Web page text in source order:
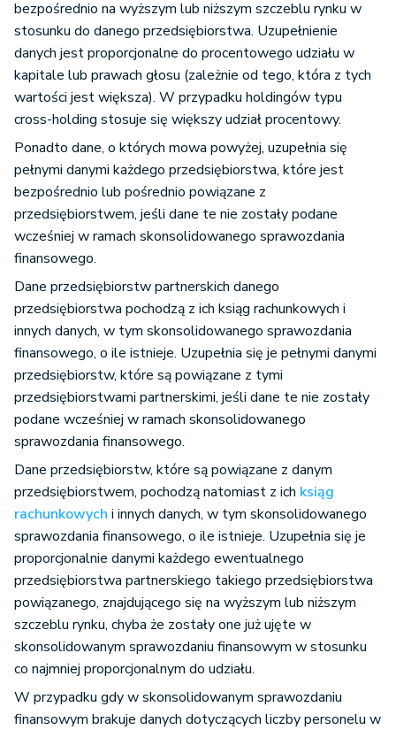
bezpośrednio na wyższym lub niższym szczeblu rynku w
stosunku do danego przedsiębiorstwa. Uzupełnienie
danych jest proporcjonalne do procentowego udziału w
kapitale lub prawach głosu (zależnie od tego, która z tych
wartości jest większa). W przypadku holdingów typu
cross-holding stosuje się większy udział procentowy.
Ponadto dane, o których mowa powyżej, uzupełnia się
pełnymi danymi każdego przedsiębiorstwa, które jest
bezpośrednio lub pośrednio powiązane z
przedsiębiorstwem, jeśli dane te nie zostały podane
wcześniej w ramach skonsolidowanego sprawozdania
finansowego.
Dane przedsiębiorstw partnerskich danego
przedsiębiorstwa pochodzą z ich ksiąg rachunkowych i
innych danych, w tym skonsolidowanego sprawozdania
finansowego, o ile istnieje. Uzupełnia się je pełnymi danymi
przedsiębiorstw, które są powiązane z tymi
przedsiębiorstwami partnerskimi, jeśli dane te nie zostały
podane wcześniej w ramach skonsolidowanego
sprawozdania finansowego.
Dane przedsiębiorstw, które są powiązane z danym
przedsiębiorstwem, pochodzą natomiast z ich ksiąg
rachunkowych i innych danych, w tym skonsolidowanego
sprawozdania finansowego, o ile istnieje. Uzupełnia się je
proporcjonalnie danymi każdego ewentualnego
przedsiębiorstwa partnerskiego takiego przedsiębiorstwa
powiązanego, znajdującego się na wyższym lub niższym
szczeblu rynku, chyba że zostały one już ujęte w
skonsolidowanym sprawozdaniu finansowym w stosunku
co najmniej proporcjonalnym do udziału.
W przypadku gdy w skonsolidowanym sprawozdaniu
finansowym brakuje danych dotyczących liczby personelu w